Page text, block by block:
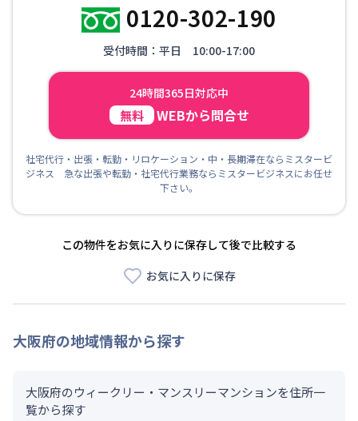
0120-302-190
受付時間：平日 10:00-17:00
24時間365日対応中
無料 WEBから問合せ
社宅代行・出張・転勤・リロケーション・中・長期滞在ならミスタービ
ジネス 急な出張や転勤・社宅代行業務ならミスタービジネスにお任せ
下さい。
この物件をお気に入りに保存して後で比較する
お気に入りに保存
大阪府の地域情報から探す
大阪府のウィークリー・マンスリーマンションを住所一
覧から探す